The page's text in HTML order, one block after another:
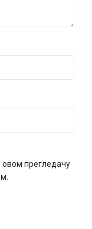
овом прегледачу